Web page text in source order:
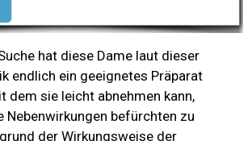
hat diese Dame laut dieser
endlich ein geeignetes Präparat
dem sie leicht abnehmen kann,
Nebenwirkungen befürchten zu
der Wirkungsweise der